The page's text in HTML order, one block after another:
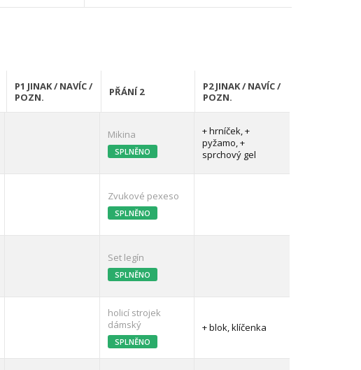
P1 JINAK / NAVÍC /
POZN.
PŘÁNÍ 2
P2 JINAK / NAVÍC /
POZN.
Mikina
SPLNĚNO
+ hrníček, +
pyžamo, +
sprchový gel
Zvukové pexeso
SPLNĚNO
Set legín
SPLNĚNO
holicí strojek
dámský
SPLNĚNO
+ blok, klíčenka